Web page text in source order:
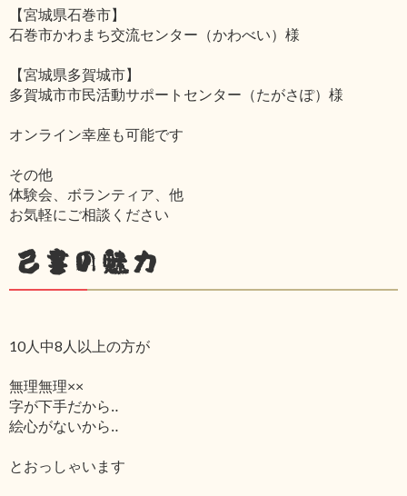
【宮城県石巻市】
石巻市かわまち交流センター（かわべい）様
【宮城県多賀城市】
多賀城市市民活動サポートセンター（たがさぽ）様
オンライン幸座も可能です
その他
体験会、ボランティア、他
お気軽にご相談ください
己書の魅力
10人中8人以上の方が
無理無理××
字が下手だから‥
絵心がないから‥
とおっしゃいます